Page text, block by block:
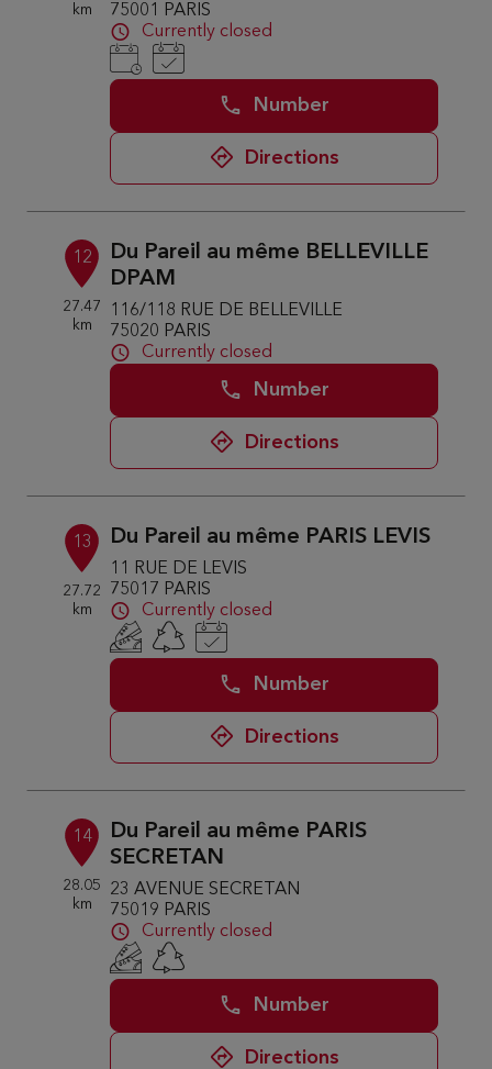
km
75001 PARIS
Currently closed
Number
Directions
12
27.47
km
Du Pareil au même BELLEVILLE
DPAM
116/118 RUE DE BELLEVILLE
75020 PARIS
Currently closed
Number
Directions
13
27.72
km
Du Pareil au même PARIS LEVIS
11 RUE DE LEVIS
75017 PARIS
Currently closed
Number
Directions
14
28.05
km
Du Pareil au même PARIS
SECRETAN
23 AVENUE SECRETAN
75019 PARIS
Currently closed
Number
Directions